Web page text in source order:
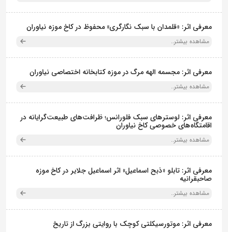
معرفی اثر: «قلمدان با سبک نگارگری» محفوظ در کاخ موزه نیاوران
مشاهده بیشتر..
معرفی اثر: مجسمه الهه مرگ در موزه کتابخانه اختصاصی نیاوران
مشاهده بیشتر..
معرفی اثر: لوسترهای سبک فلورانس؛ ظرافت‌های طبیعت‌گرایانه در
اقامتگاه‌های خصوصی کاخ نیاوران
مشاهده بیشتر..
معرفی اثر: تابلو «ذبح اسماعیل» اثر اسماعیل جلایر در کاخ موزه
صاحبقرانیه
مشاهده بیشتر..
معرفی اثر: موتورسیکلتی کوچک با روایتی بزرگ از تاریخ